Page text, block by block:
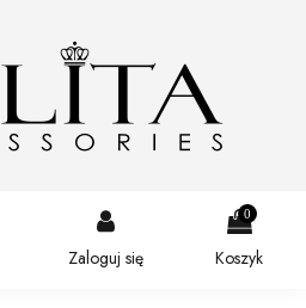
Zaloguj się
0
Koszyk